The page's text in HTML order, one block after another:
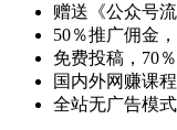
赠送《公众号
50％推广佣金
免费投稿，70
国内外网赚课
全站无广告模